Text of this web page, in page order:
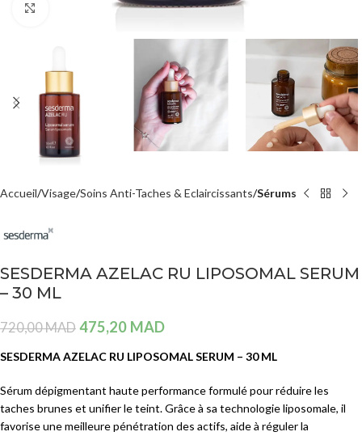
Accueil Visage Soins Anti-Taches & Eclaircissants Sérums
SESDERMA AZELAC RU LIPOSOMAL SERUM
– 30 ML
720,00MAD 475,20 MAD
SESDERMA AZELAC RU LIPOSOMAL SERUM – 30 ML
Sérum dépigmentant haute performance formulé pour réduire les
taches brunes et unifier le teint. Grâce à sa technologie liposomale, il
favorise une meilleure pénétration des actifs, aide à réguler la